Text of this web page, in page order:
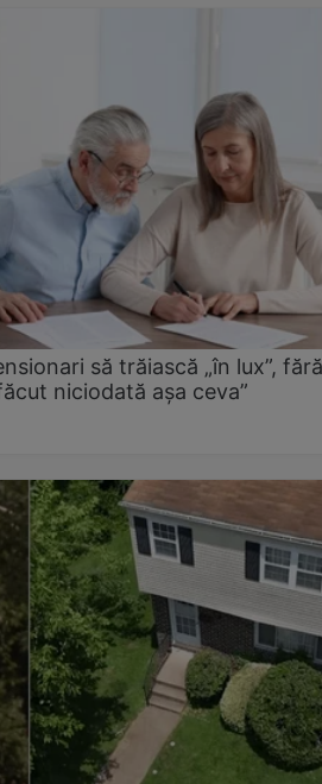
să trăiască „în lux”, fără
niciodată așa ceva”